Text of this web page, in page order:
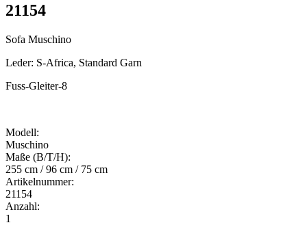
21154
Sofa Muschino
Leder: S-Africa, Standard Garn
Fuss-Gleiter-8
Modell:
Muschino
Maße (B/T/H):
255 cm / 96 cm / 75 cm
Artikelnummer:
21154
Anzahl:
1